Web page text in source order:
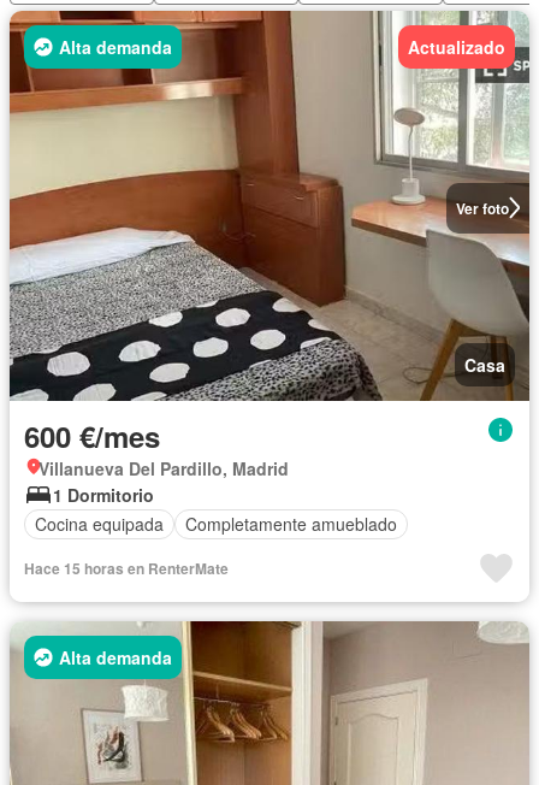
Ver foto
Alta demanda Actualizado
Casa
600 €/mes
Villanueva Del Pardillo, Madrid
1 Dormitorio
Cocina equipada
Completamente amueblado
Hace 15 horas en RenterMate
Alta demanda